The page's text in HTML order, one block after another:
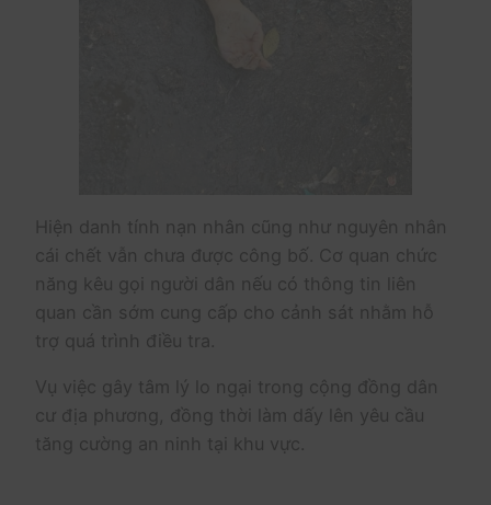
Hiện danh tính nạn nhân cũng như nguyên nhân
cái chết vẫn chưa được công bố. Cơ quan chức
năng kêu gọi người dân nếu có thông tin liên
quan cần sớm cung cấp cho cảnh sát nhằm hỗ
trợ quá trình điều tra.
Vụ việc gây tâm lý lo ngại trong cộng đồng dân
cư địa phương, đồng thời làm dấy lên yêu cầu
tăng cường an ninh tại khu vực.